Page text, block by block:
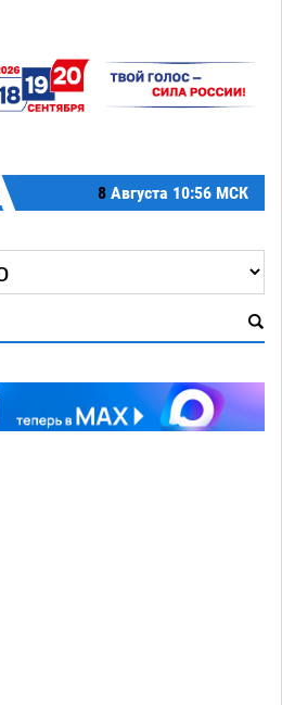
8 Августа 10:56 МСК